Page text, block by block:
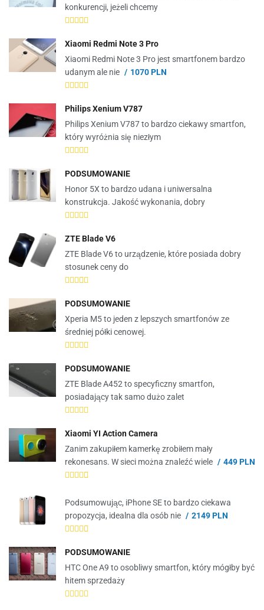
konkurencji, jeżeli chcemy
Xiaomi Redmi Note 3 Pro
Xiaomi Redmi Note 3 Pro jest smartfonem bardzo
udanym ale nie
1070 PLN
Philips Xenium V787
Philips Xenium V787 to bardzo ciekawy smartfon,
który wyróżnia się niezłym
PODSUMOWANIE
Honor 5X to bardzo udana i uniwersalna
konstrukcja. Jakość wykonania, dobry
ZTE Blade V6
ZTE Blade V6 to urządzenie, które posiada dobry
stosunek ceny do
PODSUMOWANIE
Xperia M5 to jeden z lepszych smartfonów ze
średniej półki cenowej.
PODSUMOWANIE
ZTE Blade A452 to specyficzny smartfon,
posiadający tak samo dużo zalet
Xiaomi YI Action Camera
Zanim zakupiłem kamerkę zrobiłem mały
rekonesans. W sieci można znaleźć wiele
449 PLN
Podsumowując, iPhone SE to bardzo ciekawa
propozycja, idealna dla osób nie
2149 PLN
PODSUMOWANIE
HTC One A9 to osobliwy smartfon, który mógłby być
hitem sprzedaży